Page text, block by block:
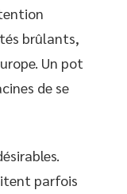
brûlants,
Un pot
de se
parfois